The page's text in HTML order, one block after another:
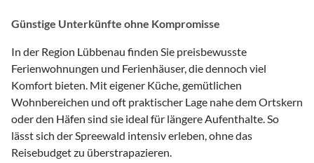
Günstige Unterkünfte ohne Kompromisse
In der Region Lübbenau finden Sie preisbewusste
Ferienwohnungen und Ferienhäuser, die dennoch viel
Komfort bieten. Mit eigener Küche, gemütlichen
Wohnbereichen und oft praktischer Lage nahe dem Ortskern
oder den Häfen sind sie ideal für längere Aufenthalte. So
lässt sich der Spreewald intensiv erleben, ohne das
Reisebudget zu überstrapazieren.